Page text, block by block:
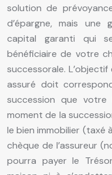
solution de
d’épargne, mais une
capital garanti qui
bénéficiaire de votre
successorale.
assuré doit
succession que
moment de la
le bien immobilier (taxé
chèque de l’assureur
pourra payer le